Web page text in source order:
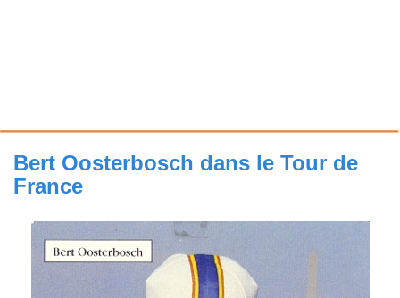
Bert Oosterbosch dans le Tour de
France